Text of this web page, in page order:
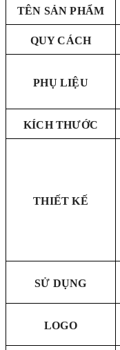
TÊN SẢN PHẨM
QUY CÁCH
PHỤ LIỆU
KÍCH THƯỚC
THIẾT KẾ
SỬ DỤNG
LOGO